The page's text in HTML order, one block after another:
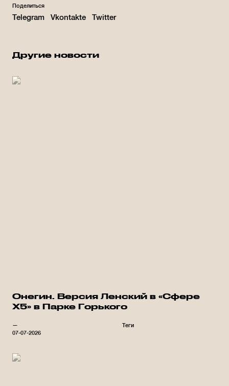
Поделиться
Telegram Vkontakte Twitter
Другие новости
Онегин. Версия Ленский в «Сфере
Х5» в Парке Горького
—
07-07-2026
Теги